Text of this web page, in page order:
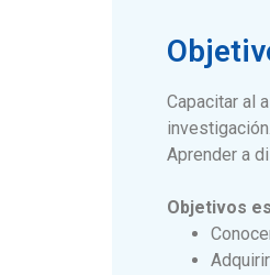
Capacitar al
investigación.
Aprender a
Objetivos